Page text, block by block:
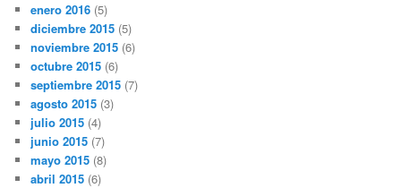
enero 2016 (5)
diciembre 2015 (5)
noviembre 2015 (6)
octubre 2015 (6)
septiembre 2015 (7)
agosto 2015 (3)
julio 2015 (4)
junio 2015 (7)
mayo 2015 (8)
abril 2015 (6)